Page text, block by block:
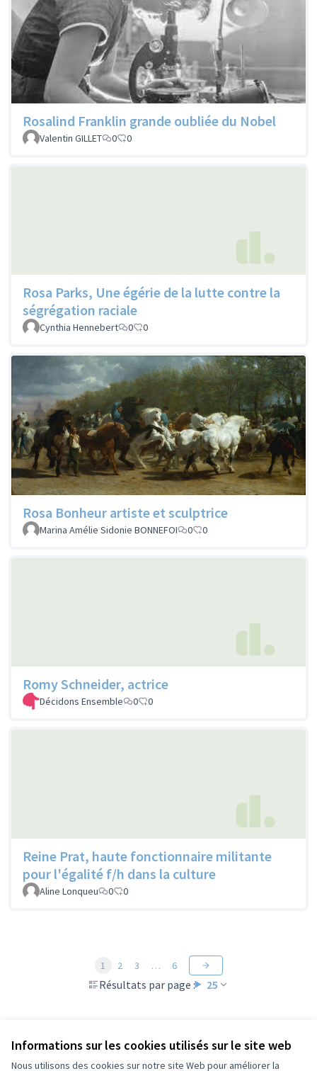
Informations sur les cookies utilisés sur le site web
Nous utilisons des cookies sur notre site Web pour améliorer la
Rosalind Franklin grande oubliée du Nobel
Valentin GILLET 0 0
Rosa Parks, Une égérie de la lutte contre la
ségrégation raciale
Cynthia Hennebert 0 0
Rosa Bonheur artiste et sculptrice
Marina Amélie Sidonie BONNEFOI 0 0
Romy Schneider, actrice
Décidons Ensemble 0 0
Reine Prat, haute fonctionnaire militante
pour l'égalité f/h dans la culture
Aline Lonqueu 0 0
Résultats par page : 25
1 2 3 … 6
Voir toutes les propositions retirées